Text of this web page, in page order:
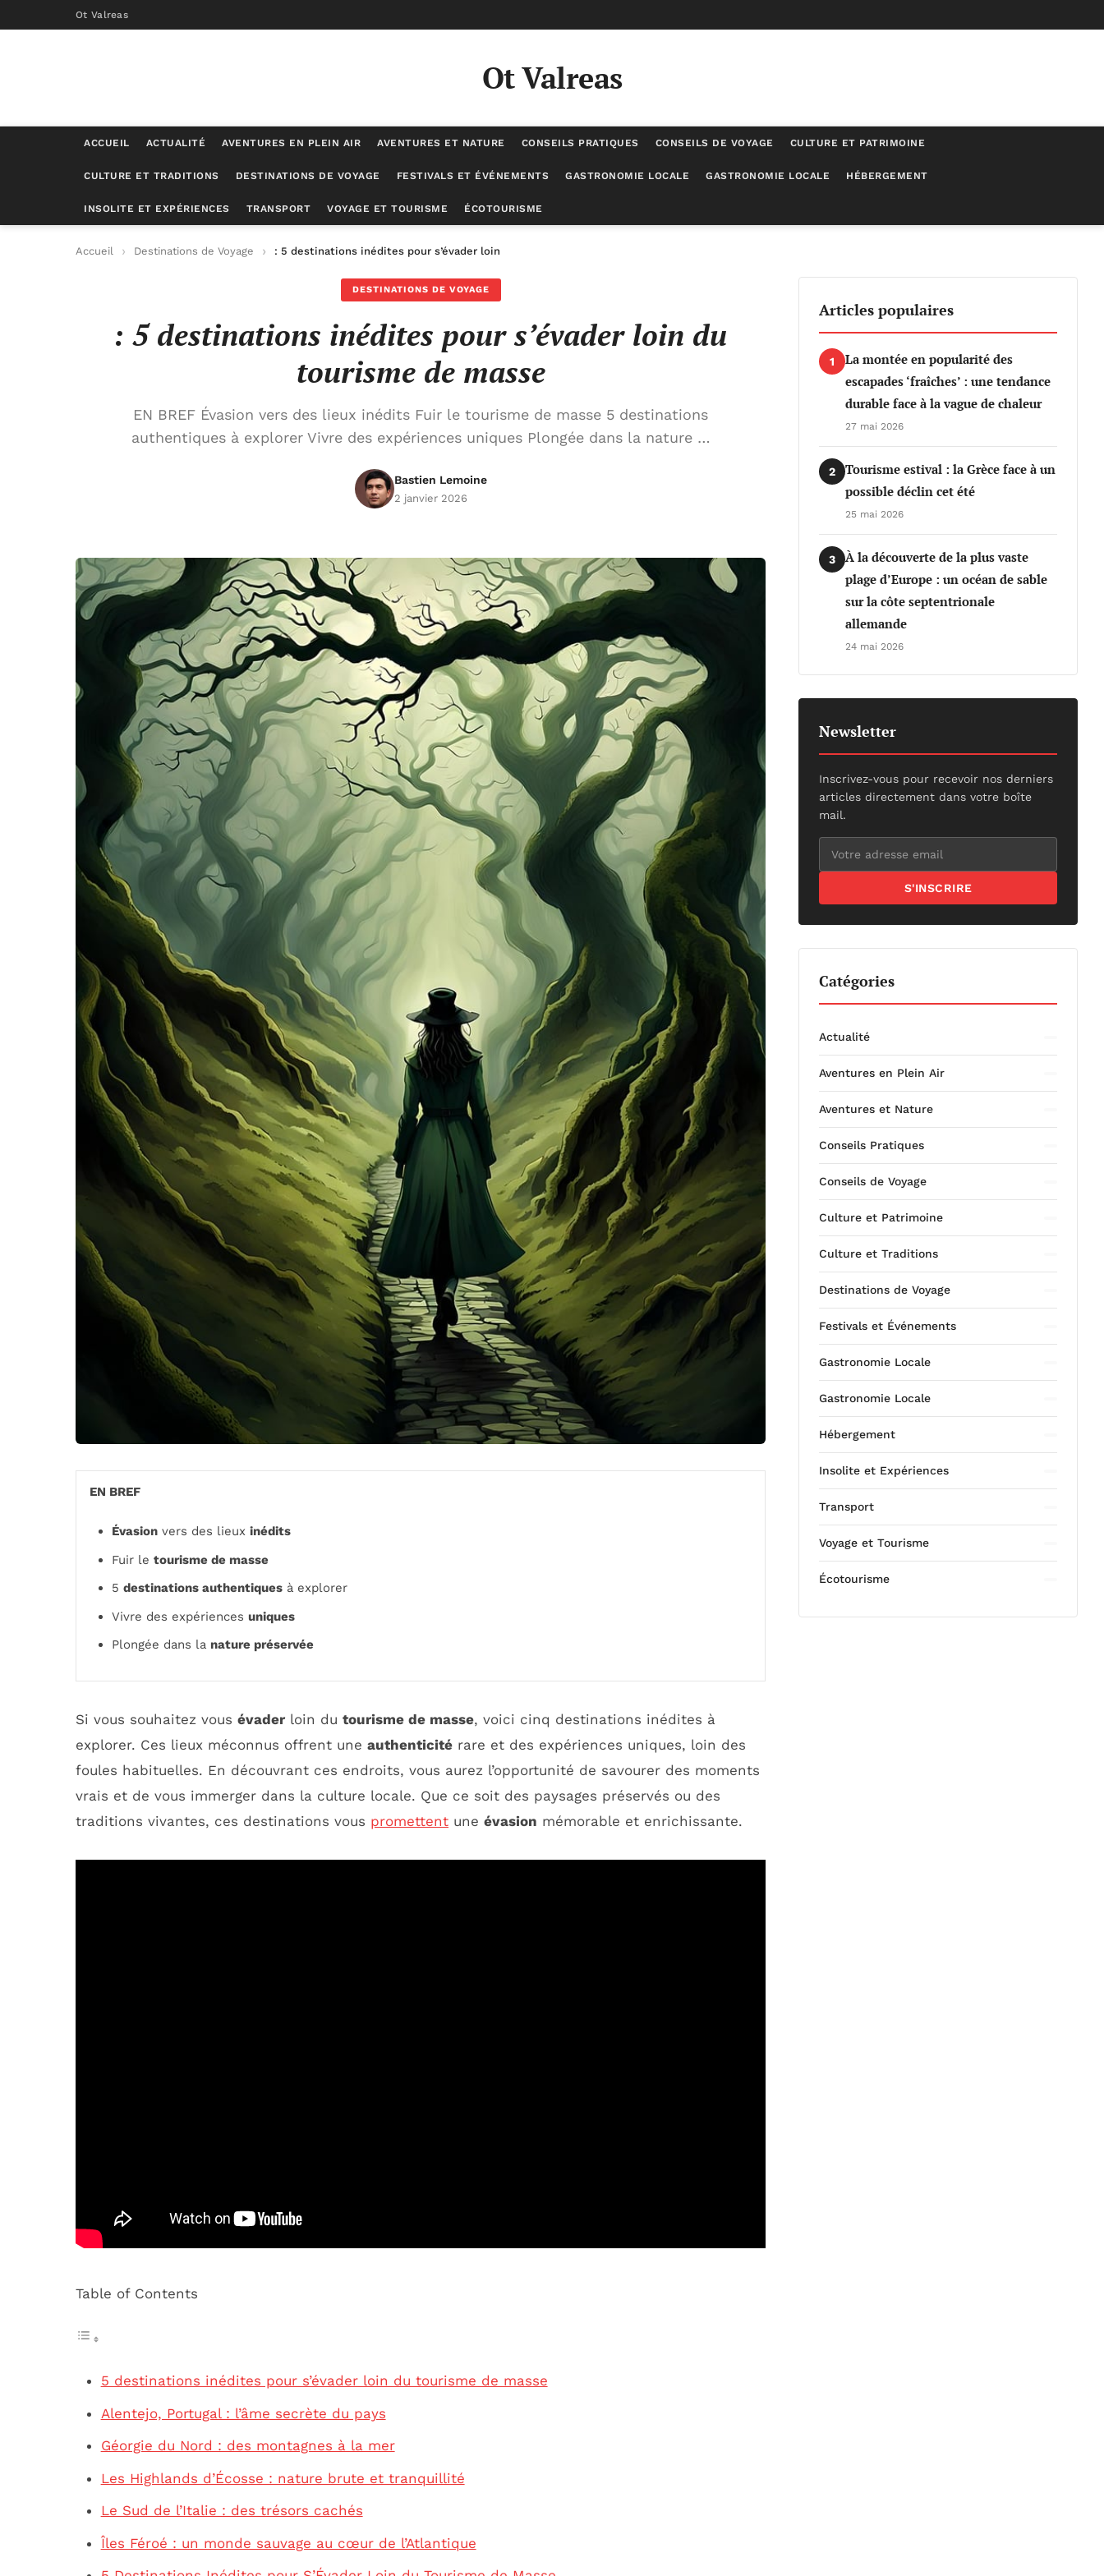
Ot Valreas
Ot Valreas
ACCUEIL ACTUALITÉ AVENTURES EN PLEIN AIR AVENTURES ET NATURE CONSEILS PRATIQUES CONSEILS DE VOYAGE CULTURE ET PATRIMOINE
CULTURE ET TRADITIONS DESTINATIONS DE VOYAGE FESTIVALS ET ÉVÉNEMENTS GASTRONOMIE LOCALE GASTRONOMIE LOCALE HÉBERGEMENT
INSOLITE ET EXPÉRIENCES TRANSPORT VOYAGE ET TOURISME ÉCOTOURISME
Accueil Destinations de Voyage : 5 destinations inédites pour s’évader loin du tourisme de masse
DESTINATIONS DE VOYAGE
: 5 destinations inédites pour s’évader loin du
tourisme de masse
EN BREF Évasion vers des lieux inédits Fuir le tourisme de masse 5 destinations
authentiques à explorer Vivre des expériences uniques Plongée dans la nature …
Bastien Lemoine
2 janvier 2026
EN BREF
Évasion vers des lieux inédits
Fuir le tourisme de masse
5 destinations authentiques à explorer
Vivre des expériences uniques
Plongée dans la nature préservée
Si vous souhaitez vous évader loin du tourisme de masse, voici cinq destinations inédites à
explorer. Ces lieux méconnus offrent une authenticité rare et des expériences uniques, loin des
foules habituelles. En découvrant ces endroits, vous aurez l’opportunité de savourer des moments
vrais et de vous immerger dans la culture locale. Que ce soit des paysages préservés ou des
traditions vivantes, ces destinations vous promettent une évasion mémorable et enrichissante.
Table of Contents
5 destinations inédites pour s’évader loin du tourisme de masse
Alentejo, Portugal : l’âme secrète du pays
Géorgie du Nord : des montagnes à la mer
Les Highlands d’Écosse : nature brute et tranquillité
Le Sud de l’Italie : des trésors cachés
Îles Féroé : un monde sauvage au cœur de l’Atlantique
Articles populaires
1
La montée en popularité des
escapades ‘fraîches’ : une tendance
durable face à la vague de chaleur
27 mai 2026
2
Tourisme estival : la Grèce face à un
possible déclin cet été
25 mai 2026
3
À la découverte de la plus vaste
plage d’Europe : un océan de sable
sur la côte septentrionale
allemande
24 mai 2026
Newsletter
Inscrivez-vous pour recevoir nos derniers
articles directement dans votre boîte
mail.
S'INSCRIRE
Catégories
Actualité
Aventures en Plein Air
Aventures et Nature
Conseils Pratiques
Conseils de Voyage
Culture et Patrimoine
Culture et Traditions
Destinations de Voyage
Festivals et Événements
Gastronomie Locale
Gastronomie Locale
Hébergement
Insolite et Expériences
Transport
Voyage et Tourisme
Écotourisme